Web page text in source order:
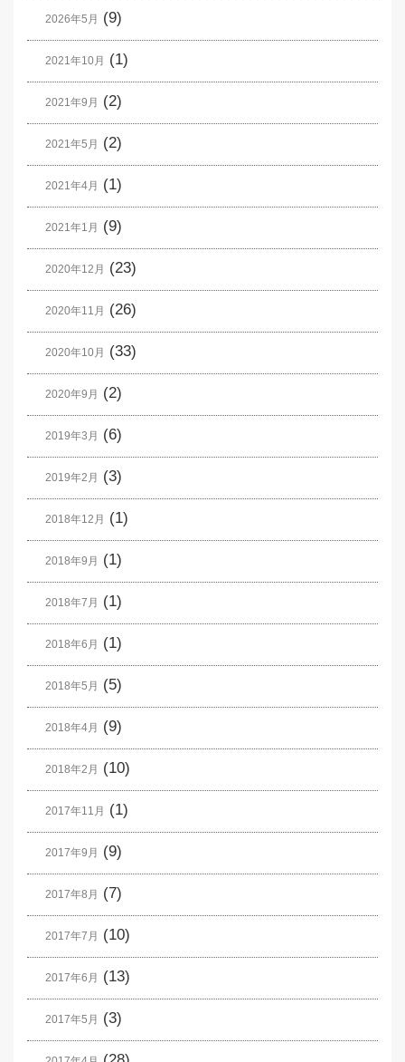
2026年5月 (9)
2021年10月 (1)
2021年9月 (2)
2021年5月 (2)
2021年4月 (1)
2021年1月 (9)
2020年12月 (23)
2020年11月 (26)
2020年10月 (33)
2020年9月 (2)
2019年3月 (6)
2019年2月 (3)
2018年12月 (1)
2018年9月 (1)
2018年7月 (1)
2018年6月 (1)
2018年5月 (5)
2018年4月 (9)
2018年2月 (10)
2017年11月 (1)
2017年9月 (9)
2017年8月 (7)
2017年7月 (10)
2017年6月 (13)
2017年5月 (3)